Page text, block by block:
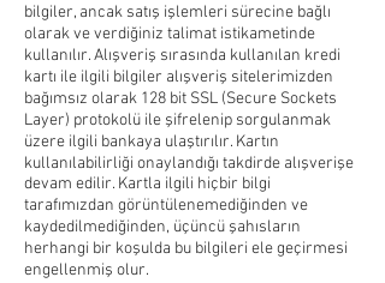
bilgiler, ancak satış işlemleri sürecine bağlı
olarak ve verdiğiniz talimat istikametinde
kullanılır. Alışveriş sırasında kullanılan kredi
kartı ile ilgili bilgiler alışveriş sitelerimizden
bağımsız olarak 128 bit SSL (Secure Sockets
Layer) protokolü ile şifrelenip sorgulanmak
üzere ilgili bankaya ulaştırılır. Kartın
kullanılabilirliği onaylandığı takdirde alışverişe
devam edilir. Kartla ilgili hiçbir bilgi
tarafımızdan görüntülenemediğinden ve
kaydedilmediğinden, üçüncü şahısların
herhangi bir koşulda bu bilgileri ele geçirmesi
engellenmiş olur.